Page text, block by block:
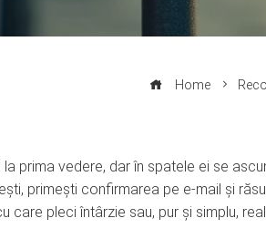
Home
prima vedere, dar în spatele ei se
primești confirmarea pe e-mail și
care pleci întârzie sau, pur și simplu,